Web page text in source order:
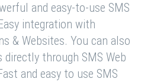
and easy-to-use SMS
integration with
& Websites. You can also
directly through SMS Web
and easy to use SMS